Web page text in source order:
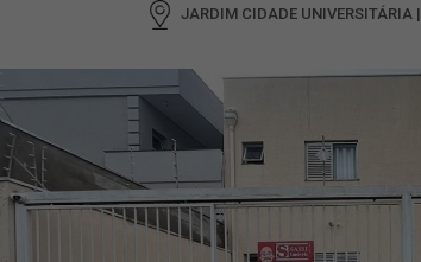
JARDIM CIDADE UNIVERSITÁRIA |